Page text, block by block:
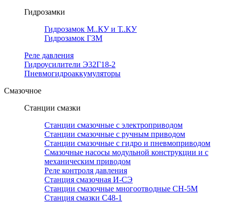
Гидрозамки
Гидрозамок М..КУ и Т..КУ
Гидрозамок ГЗМ
Реле давления
Гидроусилители Э32Г18-2
Пневмогидроаккумуляторы
Смазочное
Станции смазки
Станции смазочные с электроприводом
Станции смазочные с ручным приводом
Станции смазочные с гидро и пневмоприводом
Смазочные насосы модульной конструкции и с
механическим приводом
Реле контроля давления
Станция смазочная И-СЭ
Станции смазочные многоотводные СН-5М
Станция смазки С48-1